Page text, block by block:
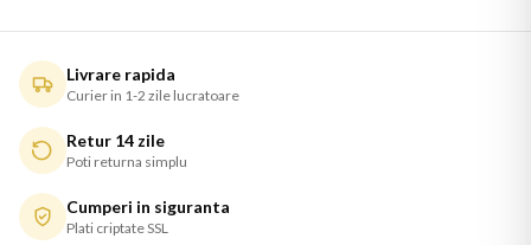
Livrare rapida
Curier in 1-2 zile lucratoare
Retur 14 zile
Poti returna simplu
Cumperi in siguranta
Plati criptate SSL